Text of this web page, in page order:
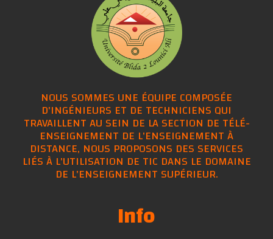
NOUS SOMMES UNE ÉQUIPE COMPOSÉE
D'INGÉNIEURS ET DE TECHNICIENS QUI
TRAVAILLENT AU SEIN DE LA SECTION DE TÉLÉ-
ENSEIGNEMENT DE L'ENSEIGNEMENT À
DISTANCE, NOUS PROPOSONS DES SERVICES
LIÉS À L'UTILISATION DE TIC DANS LE DOMAINE
DE L'ENSEIGNEMENT SUPÉRIEUR.
Info